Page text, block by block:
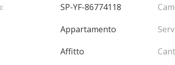
SP-YF-86774118
Appartamento
Affitto